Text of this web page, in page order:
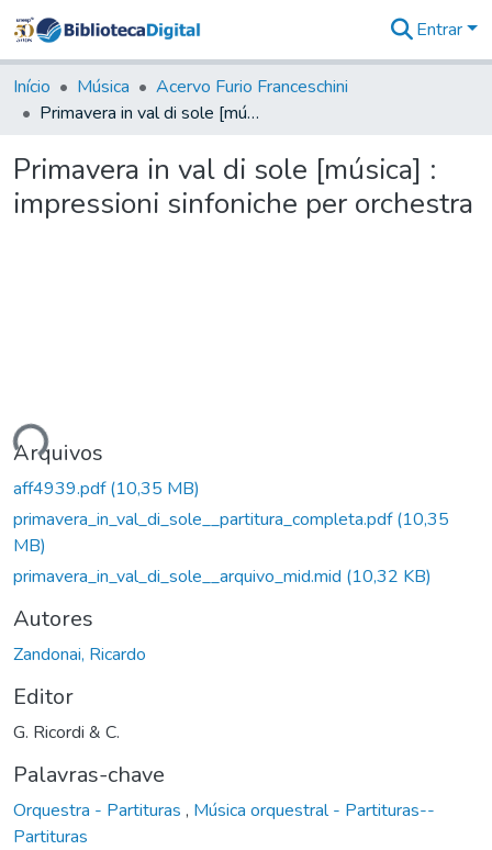
&
Coleções
Tudo na
Digital
Estatísticas
Entrar
Início Música
Acervo Furio Franceschini
Primavera in val di sole [música] : impressioni sinfoniche per orchestra
Primavera in val di sole [música] :
impressioni sinfoniche per orchestra
Arquivos
aff4939.pdf(10,35 MB)
primavera_in_val_di_sole__partitura_completa.pdf(10,35
MB)
primavera_in_val_di_sole__arquivo_mid.mid (10,32 KB)
Autores
Zandonai, Ricardo
Editor
G. Ricordi & C.
Palavras-chave
Orquestra - Partituras , Música orquestral - Partituras--
Partituras